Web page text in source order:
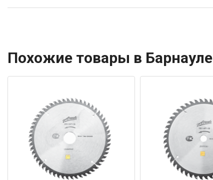
Похожие товары в Барнауле